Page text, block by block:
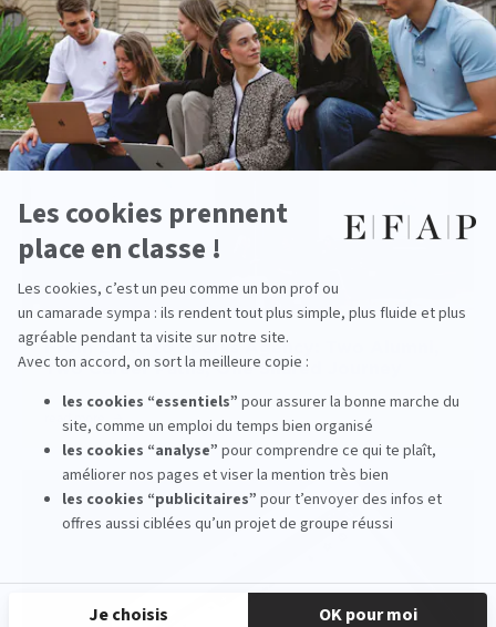
Passacantando
read more
From EFAP to Sparks Agency: Two Alumni,
Two Career Paths, One Shared Journey
read more